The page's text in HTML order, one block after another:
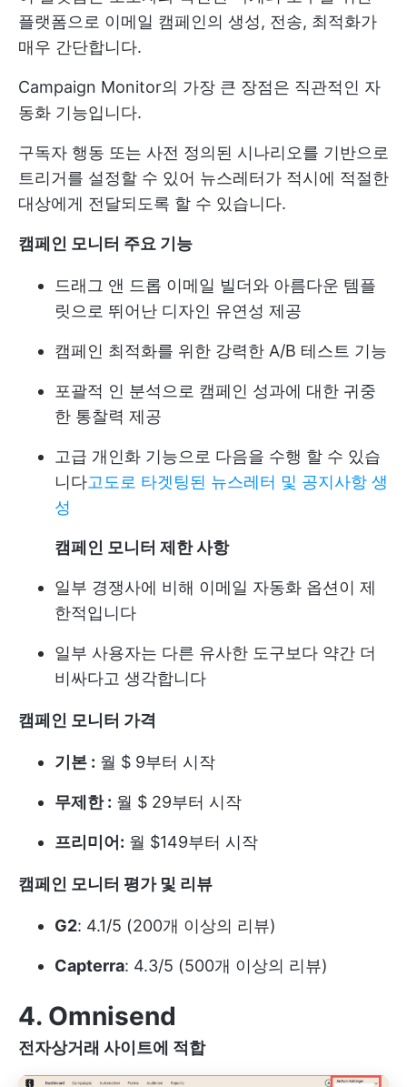
플랫폼으로 이메일 캠페인의 생성, 전송, 최적화가
매우 간단합니다.
Campaign Monitor의 가장 큰 장점은 직관적인 자
동화 기능입니다.
구독자 행동 또는 사전 정의된 시나리오를 기반으로
트리거를 설정할 수 있어 뉴스레터가 적시에 적절한
대상에게 전달되도록 할 수 있습니다.
캠페인 모니터 주요 기능
드래그 앤 드롭 이메일 빌더와 아름다운 템플
릿으로 뛰어난 디자인 유연성 제공
캠페인 최적화를 위한 강력한 A/B 테스트 기능
포괄적 인 분석으로 캠페인 성과에 대한 귀중
한 통찰력 제공
고급 개인화 기능으로 다음을 수행 할 수 있습
니다고도로 타겟팅된 뉴스레터 및 공지사항 생
성
캠페인 모니터 제한 사항
일부 경쟁사에 비해 이메일 자동화 옵션이 제
한적입니다
일부 사용자는 다른 유사한 도구보다 약간 더
비싸다고 생각합니다
캠페인 모니터 가격
기본 : 월 $ 9부터 시작
무제한 : 월 $ 29부터 시작
프리미어: 월 $149부터 시작
캠페인 모니터 평가 및 리뷰
G2: 4.1/5 (200개 이상의 리뷰)
Capterra: 4.3/5 (500개 이상의 리뷰)
4. Omnisend
전자상거래 사이트에 적합